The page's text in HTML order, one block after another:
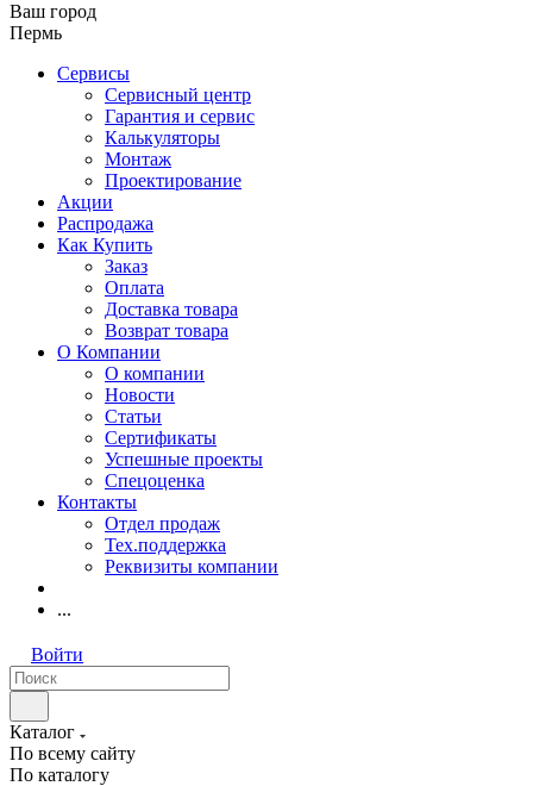
Ваш город
Пермь
Сервисы
Сервисный центр
Гарантия и сервис
Калькуляторы
Монтаж
Проектирование
Акции
Распродажа
Как Купить
Заказ
Оплата
Доставка товара
Возврат товара
О Компании
О компании
Новости
Статьи
Сертификаты
Успешные проекты
Спецоценка
Контакты
Отдел продаж
Тех.поддержка
Реквизиты компании
...
Войти
Каталог
По всему сайту
По каталогу